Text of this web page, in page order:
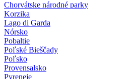
Chorvátske národné parky
Korzika
Lago di Garda
Nórsko
Pobaltie
Poľské Bieščady
Poľsko
Provensalsko
Pyreneje